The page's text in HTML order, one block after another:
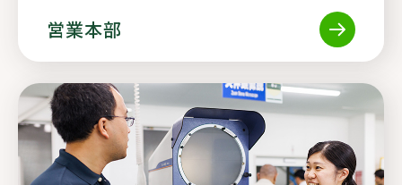
営業本部